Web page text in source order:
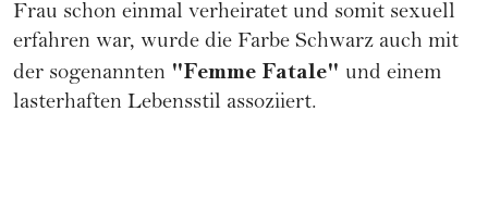
Frau schon einmal verheiratet und somit sexuell
erfahren war, wurde die Farbe Schwarz auch mit
der sogenannten "Femme Fatale" und einem
lasterhaften Lebensstil assoziiert.